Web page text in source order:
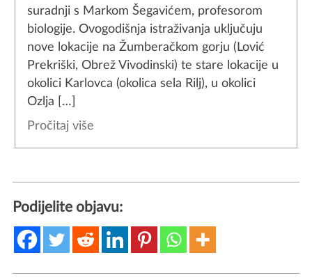
suradnji s Markom Šegavićem, profesorom
biologije. Ovogodišnja istraživanja uključuju
nove lokacije na Žumberačkom gorju (Lović
Prekriški, Obrež Vivodinski) te stare lokacije u
okolici Karlovca (okolica sela Rilj), u okolici
Ozlja […]
Pročitaj više
Podijelite objavu: